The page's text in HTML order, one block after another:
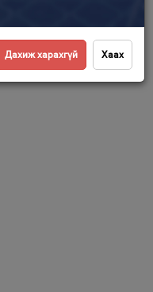
Дахиж харахгүй Хаах